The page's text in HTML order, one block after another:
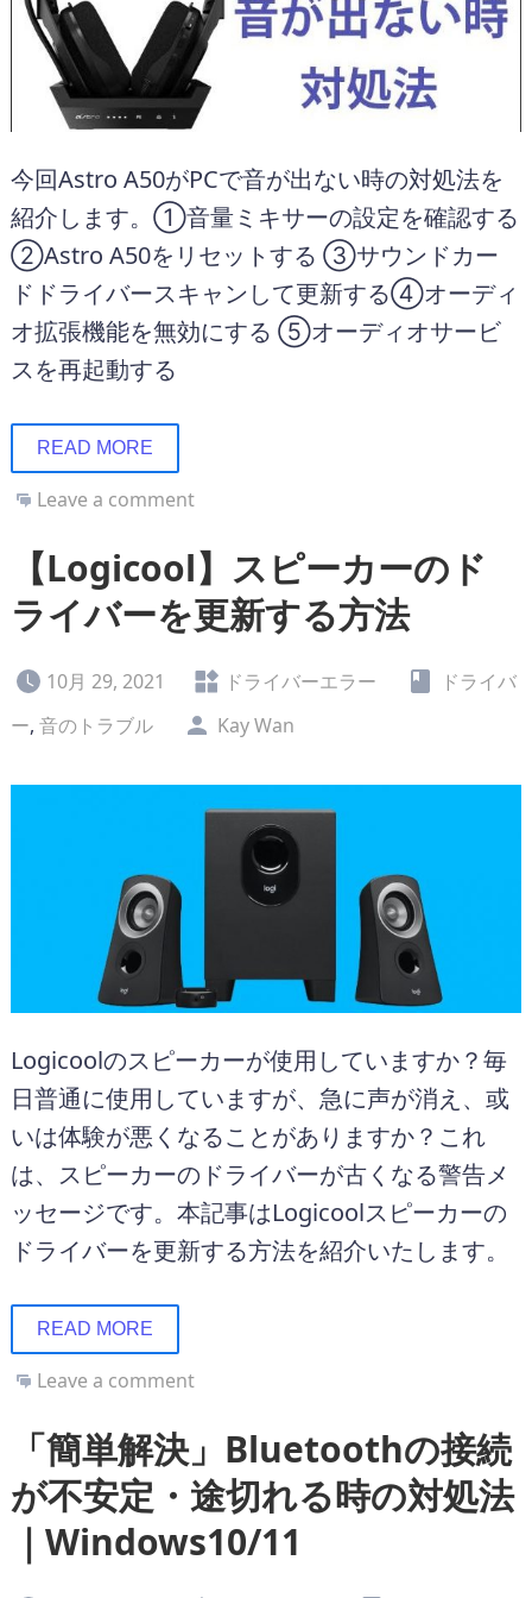
今回Astro A50がPCで音が出ない時の対処法を
紹介します。①音量ミキサーの設定を確認する
②Astro A50をリセットする ③サウンドカー
ドドライバースキャンして更新する④オーディ
オ拡張機能を無効にする ⑤オーディオサービ
スを再起動する
READ MORE
Leave a comment
【Logicool】スピーカーのド
ライバーを更新する方法
10月 29, 2021 ドライバーエラー
ドライバ
ー, 音のトラブル Kay Wan
Logicoolのスピーカーが使用していますか？毎
日普通に使用していますが、急に声が消え、或
いは体験が悪くなることがありますか？これ
は、スピーカーのドライバーが古くなる警告メ
ッセージです。本記事はLogicoolスピーカーの
ドライバーを更新する方法を紹介いたします。
READ MORE
Leave a comment
「簡単解決」Bluetoothの接続
が不安定・途切れる時の対処法
｜Windows10/11